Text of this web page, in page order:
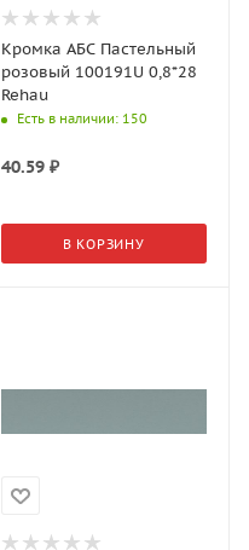
Кромка АБС Пастельный
розовый 100191U 0,8*28
Rehau
Есть в наличии: 150
40.59₽
В КОРЗИНУ